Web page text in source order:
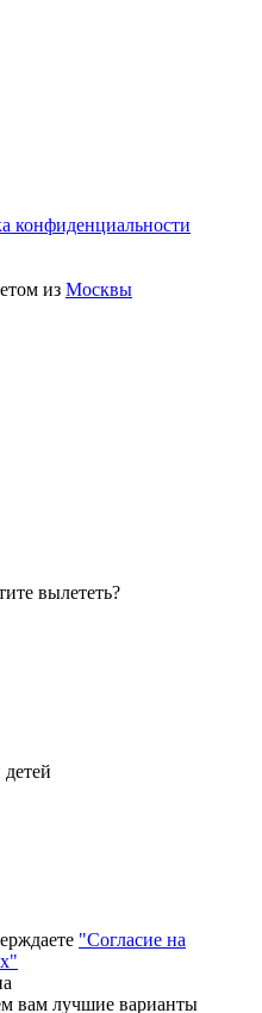
конфиденциальности
из Москвы
вылететь?
"Согласие на
вам лучшие варианты